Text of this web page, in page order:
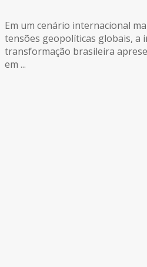
Em um cenário internacional
tensões geopolíticas globais, a
transformação brasileira
em ...